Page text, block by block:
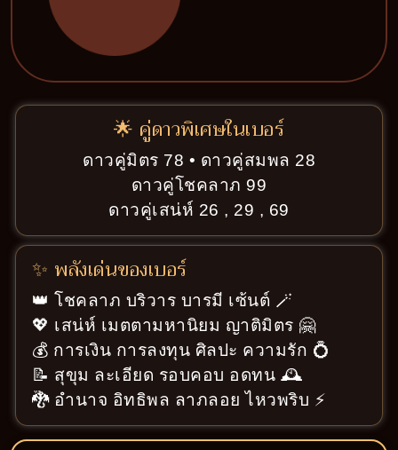
🌟 คู่ดาวพิเศษในเบอร์
ดาวคู่มิตร 78 • ดาวคู่สมพล 28
ดาวคู่โชคลาภ 99
ดาวคู่เสน่ห์ 26 , 29 , 69
✨ พลังเด่นของเบอร์
👑 โชคลาภ บริวาร บารมี เซ้นต์ 🪄
💖 เสน่ห์ เมตตามหานิยม ญาติมิตร 🤗
💰 การเงิน การลงทุน ศิลปะ ความรัก 💍
📝 สุขุม ละเอียด รอบคอบ อดทน 🕰️
🐉 อำนาจ อิทธิพล ลาภลอย ไหวพริบ ⚡